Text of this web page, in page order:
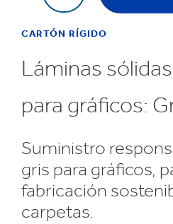
CARTÓN RÍGIDO
Láminas
para gráficos:
Suministro
gris para gráficos,
fabricación
carpetas.